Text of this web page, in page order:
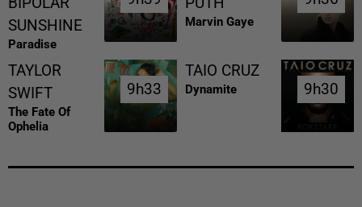
SUNSHINE
Paradise
Marvin Gaye
TAYLOR
SWIFT
The Fate Of
Ophelia
9h33
9h33
TAIO CRUZ
Dynamite 9h30
9h30